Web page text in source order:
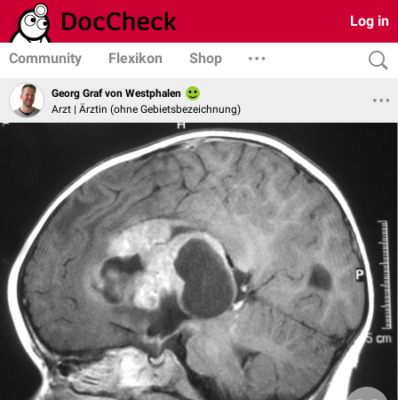
Log in
Community Flexikon Shop
Georg Graf von Westphalen
Arzt | Ärztin (ohne Gebietsbezeichnung)